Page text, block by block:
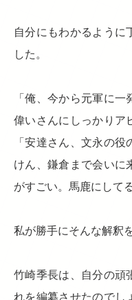
自分にもわかるように
した。
「俺、今から元軍に
偉いさんにしっかりア
「安達さん、文永の
けん、鎌倉まで会いに
がすごい。馬鹿にして
私が勝手にそんな解釈
竹崎季長は、自分の頑
れを編纂させたのでし